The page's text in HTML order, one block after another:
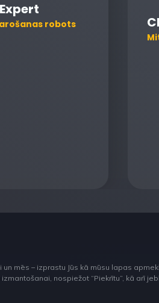
robots
mēs – izprastu Jūs kā mūsu lapas
nospiežot “Piekrītu”, kā arī